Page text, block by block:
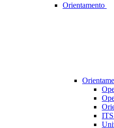
Orientamento